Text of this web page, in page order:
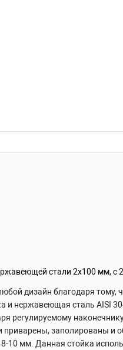
стали 2х100 мм,
дизайн благодаря
и нержавеющая сталь AISI
регулируемому
заполированы и
10 мм. Данная стойка